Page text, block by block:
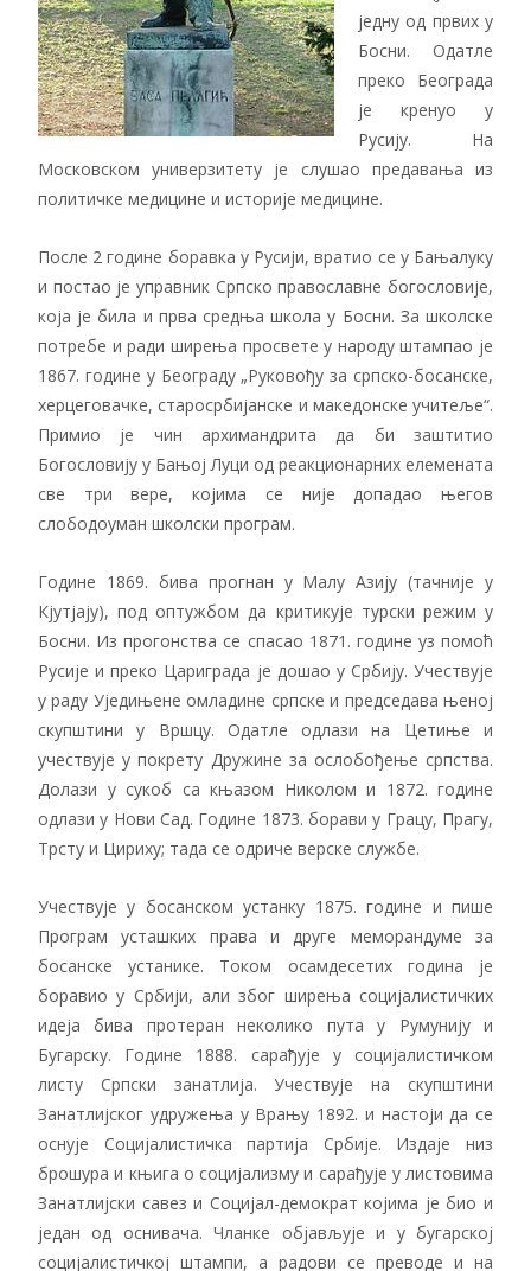
једну од првих у
Босни. Одатле
преко Београда
је кренуо у
Русију. На
Московском универзитету је слушао предавања из
политичке медицине и историје медицине.
После 2 године боравка у Русији, вратио се у Бањалуку
и постао је управник Српско православне богословије,
која је била и прва средња школа у Босни. За школске
потребе и ради ширења просвете у народу штампао је
1867. године у Београду „Руковођу за српско-босанске,
херцеговачке, старосрбијанске и македонске учитеље“.
Примио је чин архимандрита да би заштитио
Богословију у Бањој Луци од реакционарних елемената
све три вере, којима се није допадао његов
слободоуман школски програм.
Године 1869. бива прогнан у Малу Азију (тачније у
Кјутјају), под оптужбом да критикује турски режим у
Босни. Из прогонства се спасао 1871. године уз помоћ
Русије и преко Цариграда је дошао у Србију. Учествује
у раду Уједињене омладине српске и председава њеној
скупштини у Вршцу. Одатле одлази на Цетиње и
учествује у покрету Дружине за ослобођење српства.
Долази у сукоб са књазом Николом и 1872. године
одлази у Нови Сад. Године 1873. борави у Грацу, Прагу,
Трсту и Цириху; тада се одриче верске службе.
Учествује у босанском устанку 1875. године и пише
Програм усташких права и друге меморандуме за
босанске устанике. Током осамдесетих година је
боравио у Србији, али због ширења социјалистичких
идеја бива протеран неколико пута у Румунију и
Бугарску. Године 1888. сарађује у социјалистичком
листу Српски занатлија. Учествује на скупштини
Занатлијског удружења у Врању 1892. и настоји да се
оснује Социјалистичка партија Србије. Издаје низ
брошура и књига о социјализму и сарађује у листовима
Занатлијски савез и Социјал-демократ којима је био и
један од оснивача. Чланке објављује и у бугарској
социјалистичкој штампи, а радови се преводе и на